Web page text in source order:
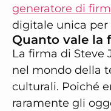
generatore di
digitale unica per
Quanto vale la
La firma di Steve
nel mondo della
culturali. Poiché
raramente gli